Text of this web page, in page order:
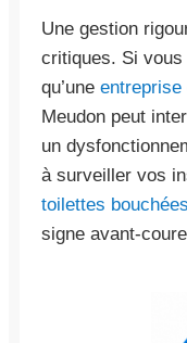
Une gestion
critiques. Si
qu’une entreprise
Meudon peut
un
à surveiller vos
toilettes
signe avant-